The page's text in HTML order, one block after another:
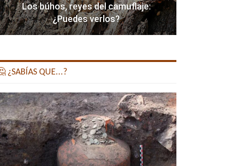
Los búhos, reyes del camuflaje:
¿Puedes verlos?
¿SABÍAS QUE...?